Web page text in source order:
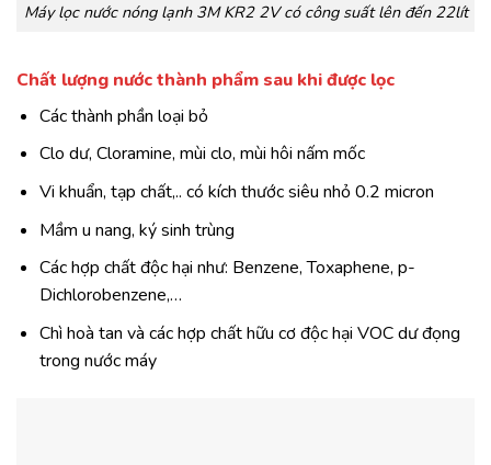
Máy lọc nước nóng lạnh 3M KR2 2V có công suất lên đến 22lít
Chất lượng nước thành phẩm sau khi được lọc
Các thành phần loại bỏ
Clo dư, Cloramine, mùi clo, mùi hôi nấm mốc
Vi khuẩn, tạp chất,.. có kích thước siêu nhỏ 0.2 micron
Mầm u nang, ký sinh trùng
Các hợp chất độc hại như: Benzene, Toxaphene, p-
Dichlorobenzene,…
Chì hoà tan và các hợp chất hữu cơ độc hại VOC dư đọng
trong nước máy